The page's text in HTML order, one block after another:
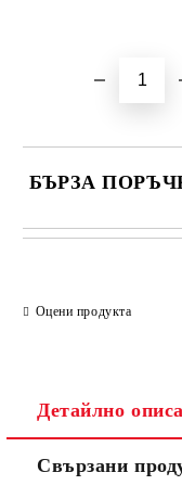
БЪРЗА
Оцени продукта
Детайлно
Свързани